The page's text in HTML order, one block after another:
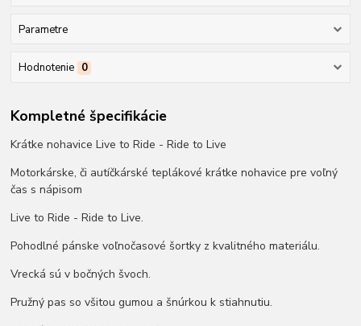
Parametre
Hodnotenie 0
Kompletné špecifikácie
Krátke nohavice Live to Ride - Ride to Live
Motorkárske, či autíčkárské teplákové krátke nohavice pre voľný
čas s nápisom
Live to Ride - Ride to Live.
Pohodlné pánske voľnočasové šortky z kvalitného materiálu.
Vrecká sú v bočných švoch.
Pružný pas so všitou gumou a šnúrkou k stiahnutiu.